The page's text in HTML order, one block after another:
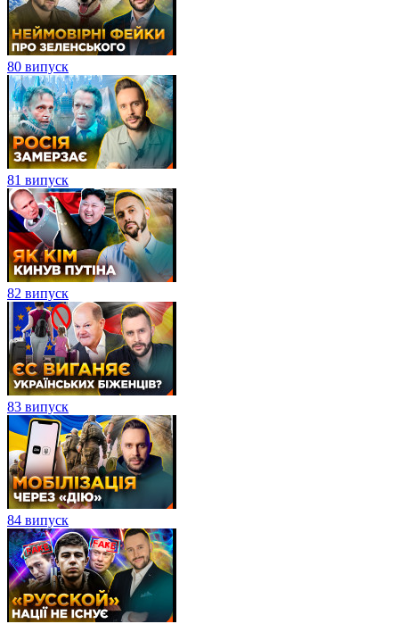
80 випуск
81 випуск
82 випуск
83 випуск
84 випуск